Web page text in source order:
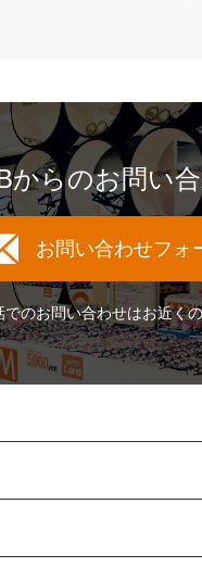
からのお問い
お問い合わせフォ
のお問い合わせはお近く